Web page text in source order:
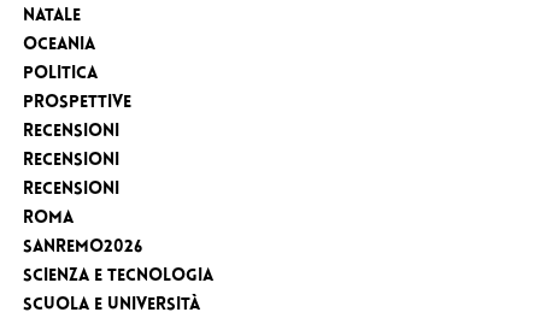
Natale
Oceania
Politica
Prospettive
Recensioni
Recensioni
Recensioni
Roma
Sanremo2026
Scienza e tecnologia
Scuola e Università